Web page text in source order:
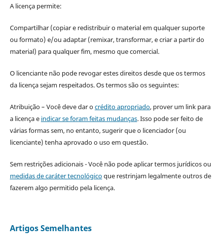
A licença permite:
Compartilhar (copiar e redistribuir o material em qualquer suporte
ou formato) e/ou adaptar (remixar, transformar, e criar a partir do
material) para qualquer fim, mesmo que comercial.
O licenciante não pode revogar estes direitos desde que os termos
da licença sejam respeitados. Os termos são os seguintes:
Atribuição – Você deve dar ocrédito apropriado, prover um link para
a licença e indicar se foram feitas mudanças. Isso pode ser feito de
várias formas sem, no entanto, sugerir que o licenciador (ou
licenciante) tenha aprovado o uso em questão.
Sem restrições adicionais - Você não pode aplicar termos jurídicos ou
medidas de caráter tecnológicoque restrinjam legalmente outros de
fazerem algo permitido pela licença.
Artigos Semelhantes